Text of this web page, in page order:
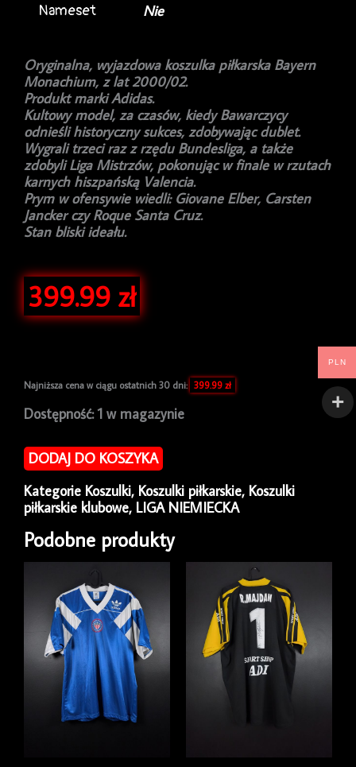
Nameset
Nie
Oryginalna, wyjazdowa koszulka piłkarska Bayern
Monachium, z lat 2000/02.
Produkt marki Adidas.
Kultowy model, za czasów, kiedy Bawarczycy
odnieśli historyczny sukces, zdobywając dublet.
Wygrali trzeci raz z rzędu Bundesliga, a także
zdobyli Liga Mistrzów, pokonując w finale w rzutach
karnych hiszpańską Valencia.
Prym w ofensywie wiedli: Giovane Elber, Carsten
Jancker czy Roque Santa Cruz.
Stan bliski ideału.
399.99 zł
Najniższa cena w ciągu ostatnich 30 dni: 399.99 zł
Dostępność: 1 w magazynie
ilość
piłkarska
Bayern
2000/02
Away
Adidas
[M]
DODAJ DO KOSZYKA
Kategorie Koszulki, Koszulki piłkarskie, Koszulki
piłkarskie klubowe, LIGA NIEMIECKA
Podobne produkty
PLN